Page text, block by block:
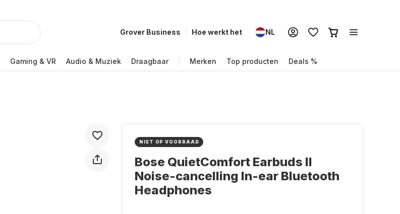
Grover Business Hoe werkt het NL
Gaming & VR Audio & Muziek Draagbaar Merken Top producten Deals %
NIET OP VOORRAAD
Bose QuietComfort Earbuds II
Noise-cancelling In-ear Bluetooth
Headphones